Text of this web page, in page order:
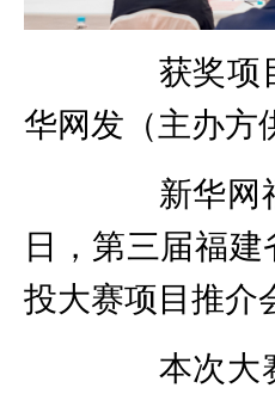
获奖项目
华网发（主办方
新华网福
日，第三届福
投大赛项目推介
本次大赛